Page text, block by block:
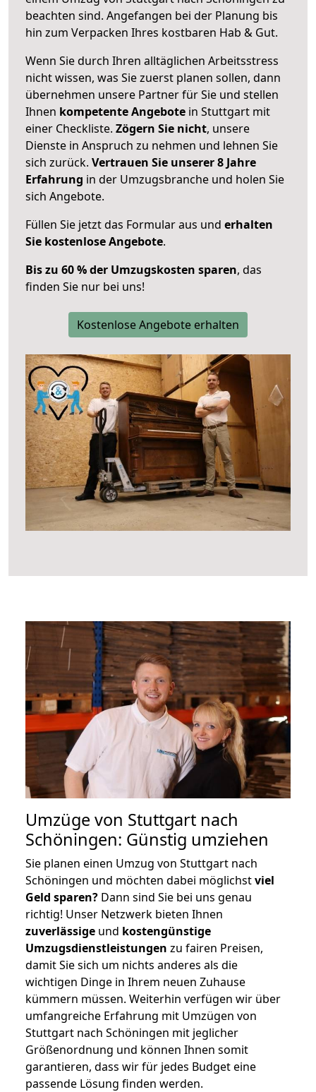
beachten sind. Angefangen bei der Planung bis
hin zum Verpacken Ihres kostbaren Hab & Gut.
Wenn Sie durch Ihren alltäglichen Arbeitsstress
nicht wissen, was Sie zuerst planen sollen, dann
übernehmen unsere Partner für Sie und stellen
Ihnen kompetente Angebote in Stuttgart mit
einer Checkliste. Zögern Sie nicht, unsere
Dienste in Anspruch zu nehmen und lehnen Sie
sich zurück. Vertrauen Sie unserer 8 Jahre
Erfahrung in der Umzugsbranche und holen Sie
sich Angebote.
Füllen Sie jetzt das Formular aus und erhalten
Sie kostenlose Angebote.
Bis zu 60 % der Umzugskosten sparen, das
finden Sie nur bei uns!
Kostenlose Angebote erhalten
Umzüge von Stuttgart nach
Schöningen: Günstig umziehen
Sie planen einen Umzug von Stuttgart nach
Schöningen und möchten dabei möglichstviel
Geld sparen? Dann sind Sie bei uns genau
richtig! Unser Netzwerk bieten Ihnen
zuverlässige und kostengünstige
Umzugsdienstleistungen zu fairen Preisen,
damit Sie sich um nichts anderes als die
wichtigen Dinge in Ihrem neuen Zuhause
kümmern müssen. Weiterhin verfügen wir über
umfangreiche Erfahrung mit Umzügen von
Stuttgart nach Schöningen mit jeglicher
Größenordnung und können Ihnen somit
garantieren, dass wir für jedes Budget eine
passende Lösung finden werden.